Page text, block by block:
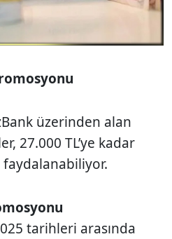
üzerinden alan
27.000 TL’ye kadar
tarihleri arasında